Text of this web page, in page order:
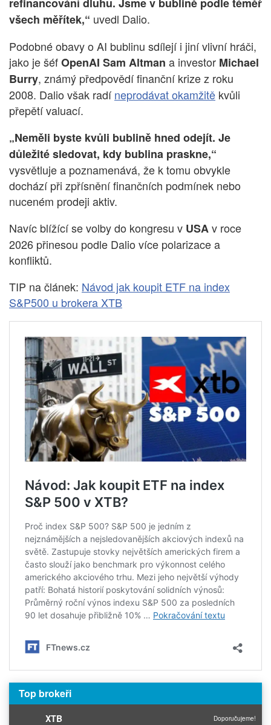
všech měřítek,“ uvedl Dalio.
Podobné obavy o AI bublinu sdílejí i jiní vlivní hráči,
jako je šéfOpenAI Sam Altman a investor Michael
Burry, známý předpovědí finanční krize z roku
2008. Dalio však radíneprodávat okamžitě kvůli
přepětí valuací.
„Neměli byste kvůli bublině hned odejít. Je
důležité sledovat, kdy bublina praskne,“
vysvětluje a poznamenává, že k tomu obvykle
dochází při zpřísnění finančních podmínek nebo
nuceném prodeji aktiv.
Navíc blížící se volby do kongresu v USAv roce
2026 přinesou podle Dalio více polarizace a
konfliktů.
TIP na článek: Návod jak koupit ETF na index
S&P500 u brokera XTB
Top brokeři
XTB Doporučujeme!